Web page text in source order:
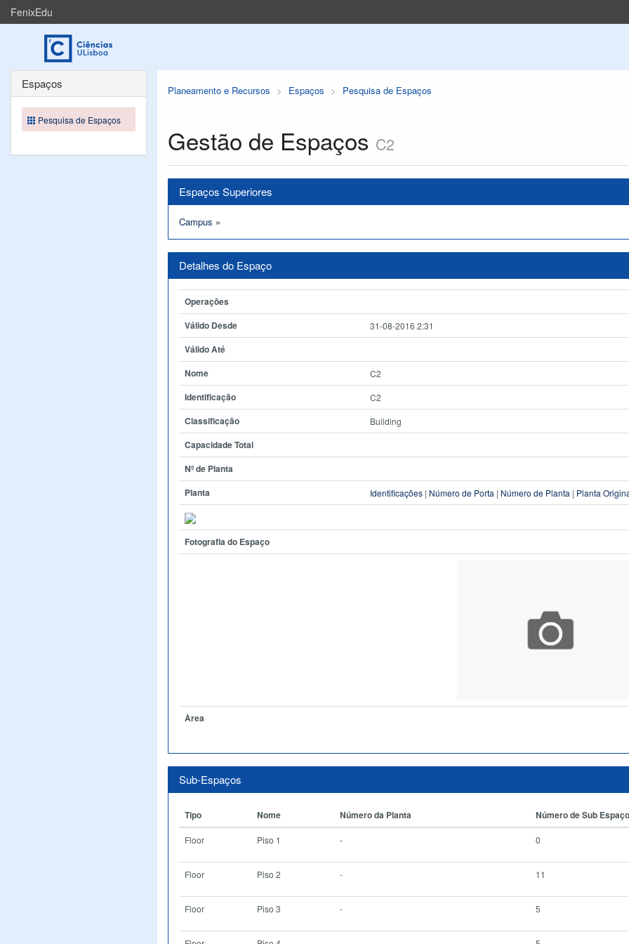
FenixEdu
Planeamento e Recursos Espaços Pesquisa de Espaços
Gestão de Espaços C2
Espaços Superiores
Campus »
Detalhes do Espaço
Operações
Válido Desde
31-08-2016 2:31
Válido Até
Nome
C2
Identificação C2
Classificação Building
Capacidade Total
Nº de Planta
Planta
Identificações | Número de Porta | Número de Planta | Planta
Fotografia do Espaço
Àrea
Sub-Espaços
Tipo Nome Número da Planta Número de Sub
Floor Piso 1 - 0
Floor Piso 2 - 11
Floor Piso 3 - 5
Espaços
Pesquisa de Espaços